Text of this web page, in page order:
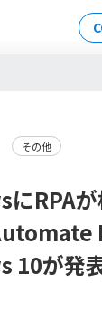
その他
RPAが
10が発